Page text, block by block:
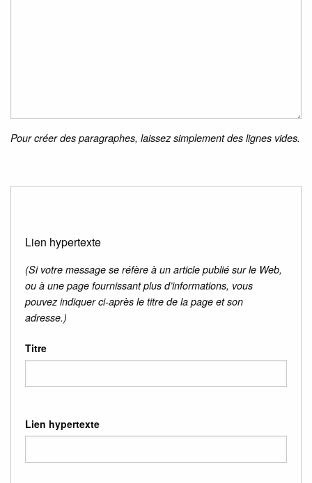
Pour créer des paragraphes, laissez simplement des lignes vides.
Lien hypertexte
(Si votre message se réfère à un article publié sur le Web,
ou à une page fournissant plus d’informations, vous
pouvez indiquer ci-après le titre de la page et son
adresse.)
Titre
Lien hypertexte